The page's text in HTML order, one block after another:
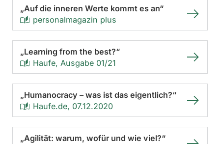
„Auf die inneren Werte kommt es an“
personalmagazin plus
„Learning from the best?“
Haufe, Ausgabe 01/21
„Humanocracy – was ist das eigentlich?“
Haufe.de, 07.12.2020
„Agilität: warum, wofür und wie viel?“